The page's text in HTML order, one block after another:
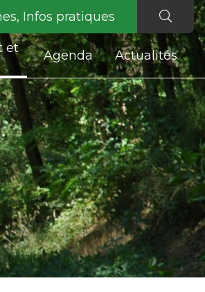
Infos pratiques
et
Agenda Actualités